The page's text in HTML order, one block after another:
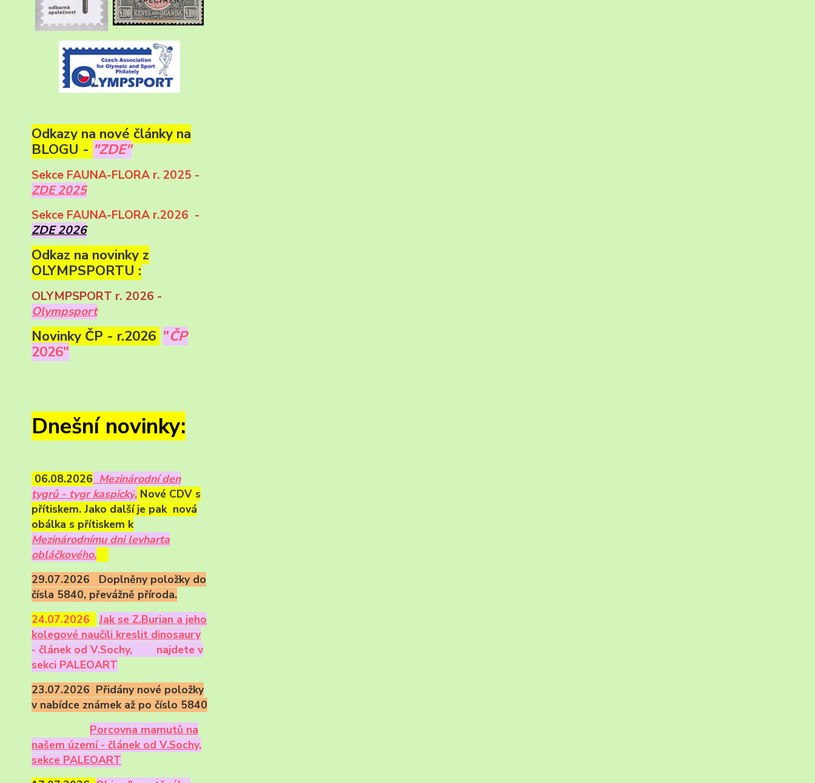
Odkazy na nové články na
BLOGU - "ZDE"
Sekce FAUNA-FLORA r. 2025 -
ZDE 2025
Sekce FAUNA-FLORA r.2026 -
ZDE 2026
Odkaz na novinky z
OLYMPSPORTU :
OLYMPSPORT r. 2026 -
Olympsport
Novinky ČP - r.2026 "ČP
2026"
Dnešní novinky:
06.08.2026 Mezinárodní den
tygrů - tygr kaspický. Nové CDV s
přítiskem. Jako další je pak nová
obálka s přítiskem k
Mezinárodnímu dni levharta
obláčkového.
29.07.2026 Doplněny položky do
čísla 5840, převážně příroda.
24.07.2026
Jak se Z.Burian a jeho
kolegové naučili kreslit dinosaury
- článek od V.Sochy,
najdete v
sekci PALEOART
23.07.2026 Přidány nové položky
v nabídce známek až po číslo 5840
Porcovna mamutů na
našem území - článek od V.Sochy,
sekce PALEOART